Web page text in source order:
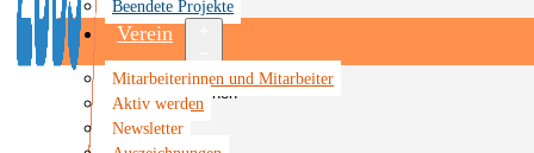
Beendete Projekte
Verein
Menü
öffnen
Mitarbeiterinnen und Mitarbeiter
Aktiv werden
Newsletter
Veranstaltungen